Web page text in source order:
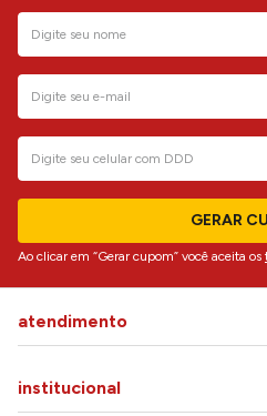
GERAR
Ao clicar em “Gerar cupom” você aceita os
atendimento
institucional